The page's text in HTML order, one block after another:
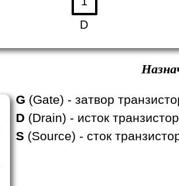
D
G (Gate) - затвор
D (Drain) - исток
S (Source) - сток